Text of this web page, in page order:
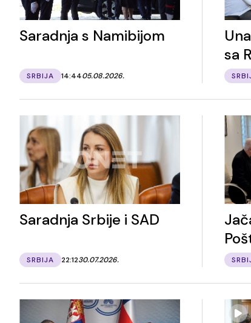
Saradnja s Namibijom
SRBIJA 14:4405.08.2026.
sa
Saradnja Srbije i SAD
SRBIJA 22:1230.07.2026.